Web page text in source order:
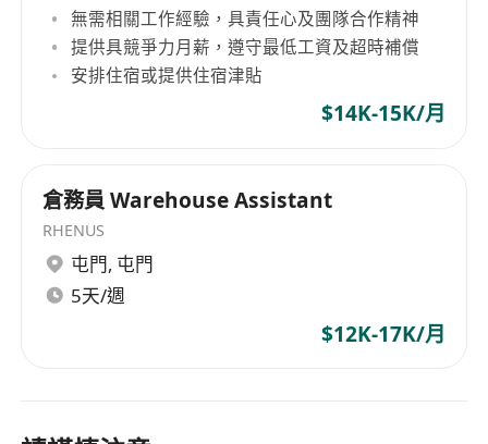
出口)
時間︰14:00 - 16:30
申請者請帶備以下文件面試 :
1. 香港身份證 2. 簽證書（如有）3. 銀行卡 4. 住址
無需相關工作經驗，具責任心及團隊合作精神
提供具競爭力月薪，遵守最低工資及超時補償
安排住宿或提供住宿津貼
$14K-15K/月
倉務員 Warehouse Assistant
RHENUS
屯門, 屯門
5天/週
$12K-17K/月